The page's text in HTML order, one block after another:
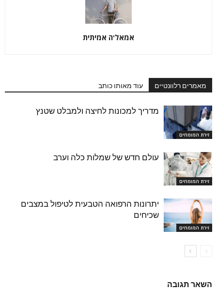
אמאל'ה אמיתית
מאמרים רלוונטיים עוד מאותו כותב
זירת המומחים
מדריך למכונות לחיצה ולמבלט שטנץ
זירת המומחים
עולם חדש של שמלות כלה וערב
זירת המומחים
יתרונות הרפואה הטבעית לטיפול במצבים
שכיחים
השאר תגובה